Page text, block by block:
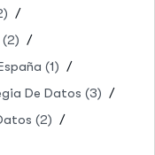
(2)
(1)
De Datos (3)
(2)